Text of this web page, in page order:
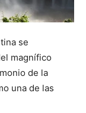
se
magnífico
de la
una de las